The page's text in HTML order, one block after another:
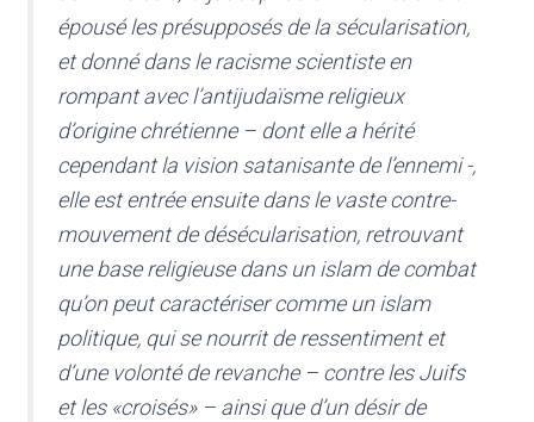
épousé les présupposés de la sécularisation,
et donné dans le racisme scientiste en
rompant avec l’antijudaïsme religieux
d’origine chrétienne – dont elle a hérité
cependant la vision satanisante de l’ennemi -,
elle est entrée ensuite dans le vaste contre-
mouvement de désécularisation, retrouvant
une base religieuse dans un islam de combat
qu’on peut caractériser comme un islam
politique, qui se nourrit de ressentiment et
d’une volonté de revanche – contre les Juifs
et les «croisés» – ainsi que d’un désir de